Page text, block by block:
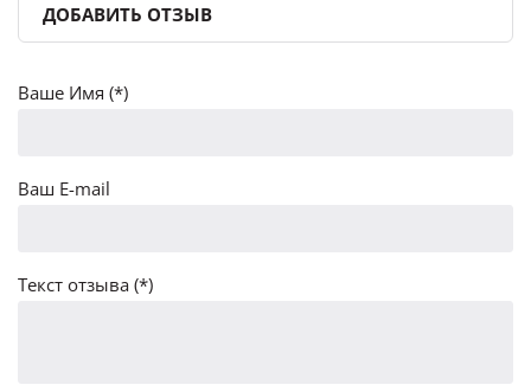
ДОБАВИТЬ ОТЗЫВ
Ваше Имя (*)
Ваш E-mail
Текст отзыва (*)